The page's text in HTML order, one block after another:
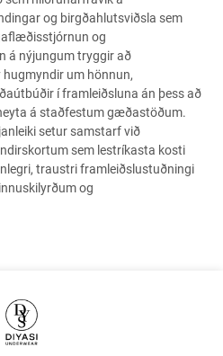
og birgðahlutsviðsla sem
og
á nýjungum tryggir að
um hönnun,
í framleiðsluna án þess að
á staðfestum gæðastöðum.
setur samstarf við
sem lestríkasta kosti
traustri framleiðslustuðningi
og